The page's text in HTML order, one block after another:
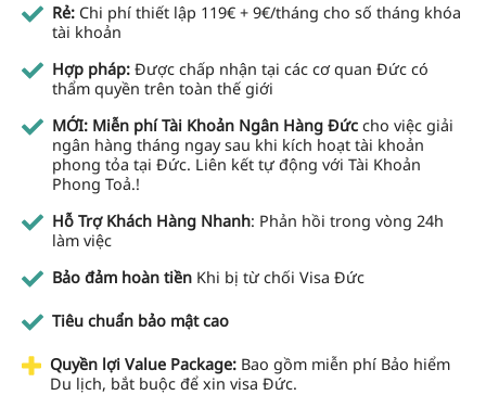
Rẻ: Chi phí thiết lập 119€ + 9€/tháng cho số tháng khóa
tài khoản
Hợp pháp: Được chấp nhận tại các cơ quan Đức có
thẩm quyền trên toàn thế giới
MỚI: Miễn phí Tài Khoản Ngân Hàng Đức cho việc giải
ngân hàng tháng ngay sau khi kích hoạt tài khoản
phong tỏa tại Đức. Liên kết tự động với Tài Khoản
Phong Toả.!
Hỗ Trợ Khách Hàng Nhanh: Phản hồi trong vòng 24h
làm việc
Bảo đảm hoàn tiền Khi bị từ chối Visa Đức
Tiêu chuẩn bảo mật cao
Quyền lợi Value Package:Bao gồm miễn phí Bảo hiểm
Du lịch, bắt buộc để xin visa Đức.